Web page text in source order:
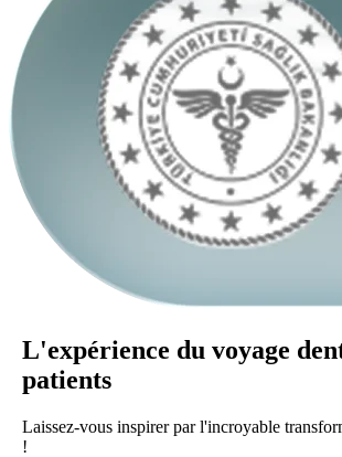
L'expérience du voyage
patients
Laissez-vous inspirer par l'incroyable
!